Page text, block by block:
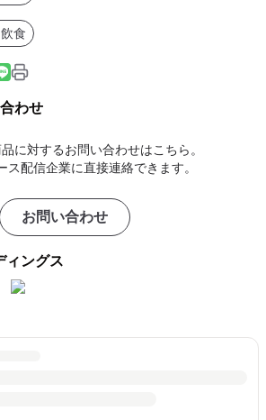
食
わせ
に対するお問い合わせはこちら。
ス配信企業に直接連絡できます。
お問い合わせ
ィングス